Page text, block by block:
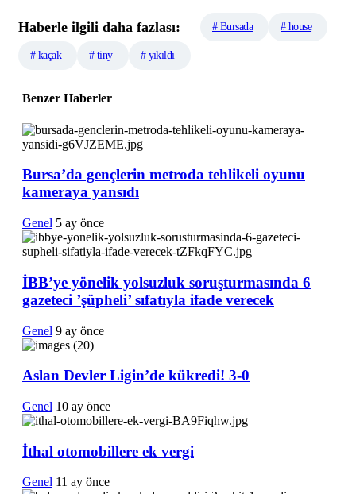
Haberle ilgili daha fazlası: # Bursada # house
# kaçak # tiny # yıkıldı
Benzer Haberler
Bursa’da gençlerin metroda tehlikeli oyunu
kameraya yansıdı
Genel 5 ay önce
İBB’ye yönelik yolsuzluk soruşturmasında 6
gazeteci ’şüpheli’ sıfatıyla ifade verecek
Genel 9 ay önce
Aslan Devler Ligin’de kükredi! 3-0
Genel 10 ay önce
İthal otomobillere ek vergi
Genel 11 ay önce